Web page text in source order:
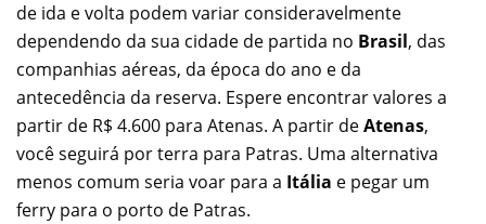
de ida e volta podem variar consideravelmente
dependendo da sua cidade de partida no Brasil, das
companhias aéreas, da época do ano e da
antecedência da reserva. Espere encontrar valores a
partir de R$ 4.600 para Atenas. A partir deAtenas,
você seguirá por terra para Patras. Uma alternativa
menos comum seria voar para a Itália e pegar um
ferry para o porto de Patras.